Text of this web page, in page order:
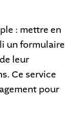
: mettre en
un formulaire
leur
Ce service
pour